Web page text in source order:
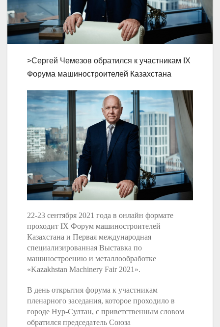
>Сергей Чемезов обратился к участникам IХ
Форума машиностроителей Казахстана
22-23 сентября 2021 года в онлайн формате
проходит IХ Форум машиностроителей
Казахстана и Первая международная
специализированная Выставка по
машиностроению и металлообработке
«Kazakhstan Machinery Fair 2021».
В день открытия форума к участникам
пленарного заседания, которое проходило в
городе Нур-Султан, с приветственным словом
обратился председатель Союза